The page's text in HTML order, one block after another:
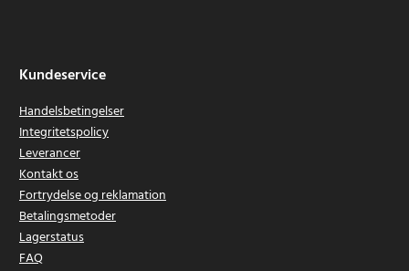
Kundeservice
Handelsbetingelser
Integritetspolicy
Leverancer
Kontakt os
Fortrydelse og reklamation
Betalingsmetoder
Lagerstatus
FAQ